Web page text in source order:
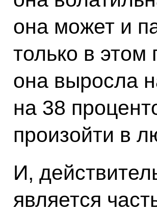
она может и
только в этом
она выросла
на 38
произойти в
И,
является